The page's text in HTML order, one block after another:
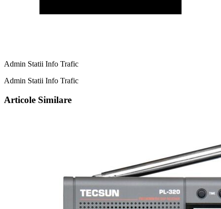
Admin Statii Info Trafic
Admin Statii Info Trafic
Articole Similare